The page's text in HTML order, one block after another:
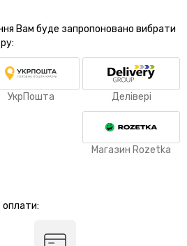
Вам буде запропоновано вибрати
УкрПошта Делівері
Магазин Rozetka
оплати: